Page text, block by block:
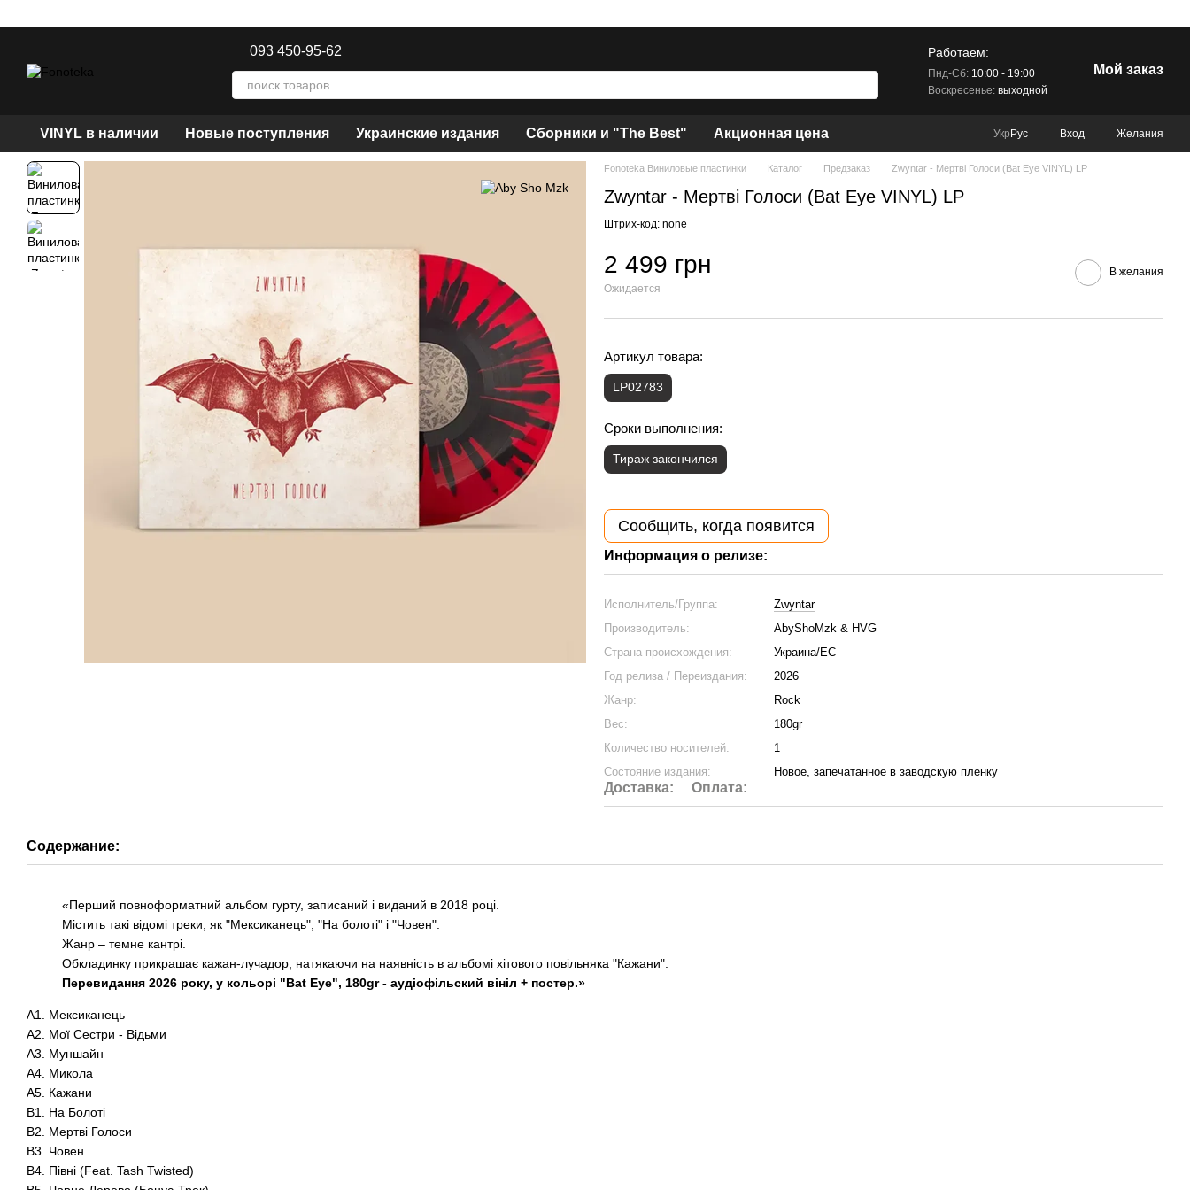
093 450-95-62 Работаем:
Пнд-Сб:10:00 - 19:00
Воскресенье:выходной
Мой заказ
VINYL в наличии Новые поступления Украинские издания Сборники и "The Best" Акционная цена Укр Рус Вход Желания
Fonoteka Виниловые пластинки Каталог Предзаказ Zwyntar - Мертві Голоси (Bat Eye VINYL) LP
Zwyntar - Мертві Голоси (Bat Eye VINYL) LP
Штрих-код: none
2 499 грн
Ожидается
В желания
Артикул товара:
LP02783
Сроки выполнения:
Тираж закончился
Сообщить, когда появится
Информация о релизе:
Исполнитель/Группа:
Zwyntar
Производитель:
AbyShoMzk & HVG
Страна происхождения:
Украина/ЕС
Год релиза / Переиздания:
2026
Жанр:
Rock
Вес:
180gr
Количество носителей:
1
Состояние издания:
Новое, запечатанное в заводскую пленку
Доставка: Оплата:
Содержание:
«Перший повноформатний альбом гурту, записаний і виданий в 2018 році.
Містить такі відомі треки, як "Мексиканець", "На болоті" і "Човен".
Жанр – темне кантрі.
Обкладинку прикрашає кажан-лучадор, натякаючи на наявність в альбомі хітового повільняка "Кажани".
Перевидання 2026 року, у кольорі "Bat Eye", 180gr - аудіофільский вініл + постер.»
A1. Мексиканець
A2. Мої Сестри - Відьми
A3. Муншайн
A4. Микола
A5. Кажани
B1. На Болоті
B2. Мертві Голоси
B3. Човен
B4. Півні (Feat. Tash Twisted)